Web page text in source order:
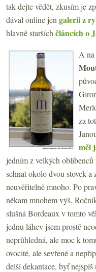
tak dejte vědět, zkusím je
dával online jen galerii z
hlavně starších článcích o
A na
za
měl
jedním z velkých
sehnat okolo dvou stovek
neuvěřitelně mnoho. Po
někam mnohem výš.
slušná Bordeaux v tomto
jednu láhev jsem prostě
neprůhledná, ale moc k
ovocité, ale sevřené a
delší dekantace, byť